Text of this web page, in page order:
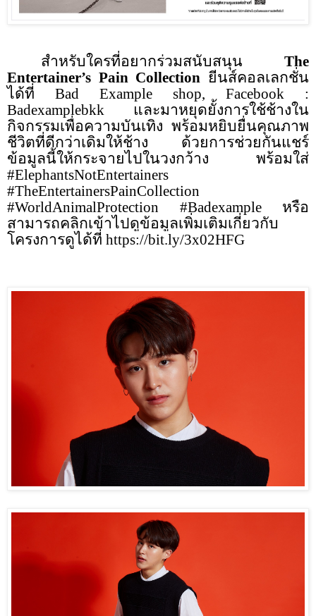
สำหรับใครที่อยากร่วมสนับสนุน The
Entertainer’s Pain Collection ยีนส์คอลเลกชั่น
ได้ที่ Bad Example shop, Facebook :
Badexamplebkk และมาหยุดยั้งการใช้ช้างใน
กิจกรรมเพื่อความบันเทิง พร้อมหยิบยื่นคุณภาพ
ชีวิตที่ดีกว่าเดิมให้ช้าง ด้วยการช่วยกันแชร์
ข้อมูลนี้ให้กระจายไปในวงกว้าง พร้อมใส่
#ElephantsNotEntertainers
#TheEntertainersPainCollection
#WorldAnimalProtection
#Badexample หรือ
สามารถคลิกเข้าไปดูข้อมูลเพิ่มเติมเกี่ยวกับ
โครงการดูได้ที่ https://bit.ly/3x02HFG